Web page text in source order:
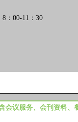
8：00-11：30
会议服务、会刊资料、